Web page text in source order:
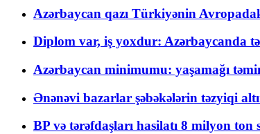
Azərbaycan qazı Türkiyənin
Diplom var, iş yoxdur: Azərbaycanda
Azərbaycan minimumu: yaşamağı
Ənənəvi bazarlar şəbəkələrin təzyiqi
BP və tərəfdaşları hasilatı 8 milyon